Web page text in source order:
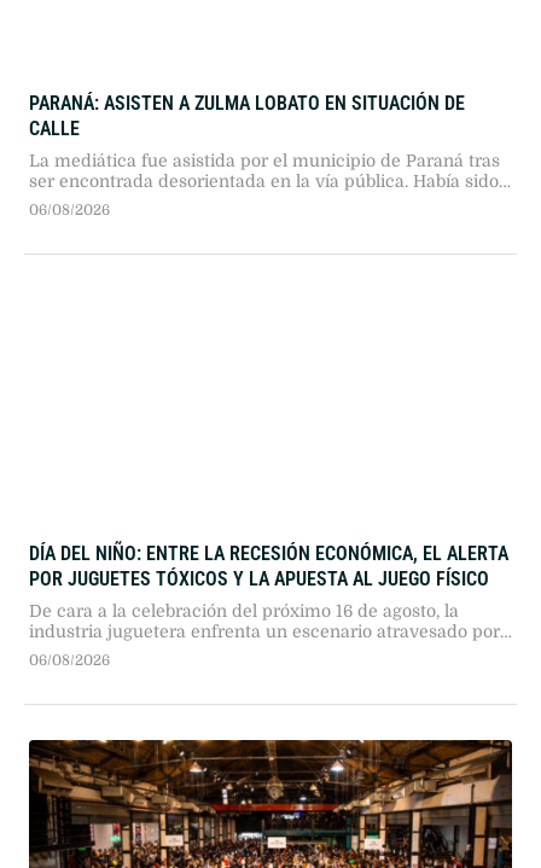
PARANÁ: ASISTEN A ZULMA LOBATO EN SITUACIÓN DE
CALLE
La mediática fue asistida por el municipio de Paraná tras
ser encontrada desorientada en la vía pública. Había sido
desalojada de su vivienda en Buenos Aires un mes atrás y
06/08/2026
DÍA DEL NIÑO: ENTRE LA RECESIÓN ECONÓMICA, EL ALERTA
POR JUGUETES TÓXICOS Y LA APUESTA AL JUEGO FÍSICO
De cara a la celebración del próximo 16 de agosto, la
industria juguetera enfrenta un escenario atravesado por
el menor consumo y la caída sostenida de la natalidad.
06/08/2026